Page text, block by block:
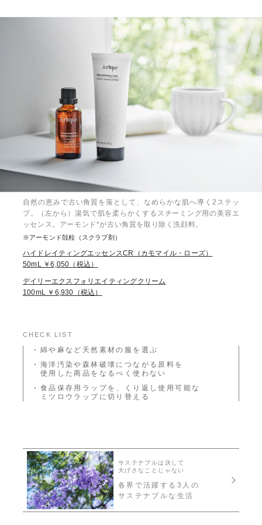
自然の恵みで古い角質を落として、なめらかな肌へ導く2ステッ
プ。（左から）湯気で肌を柔らかくするスチーミング用の美容エ
ッセンス。アーモンド*が古い角質を取り除く洗顔料。
※アーモンド殻粒（スクラブ剤）
ハイドレイティングエッセンスCR（カモマイル・ローズ）
50mL ￥6,050（税込）
デイリーエクスフォリエイティングクリーム
100mL ￥6,930（税込）
CHECK LIST
綿や麻など天然素材の服を選ぶ
海洋汚染や森林破壊につながる原料を
使用した商品をなるべく使わない
食品保存用ラップを、くり返し使用可能な
ミツロウラップに切り替える
サステナブルは決して
大げさなことじゃない
各界で活躍する 3人の
サステナブルな生活